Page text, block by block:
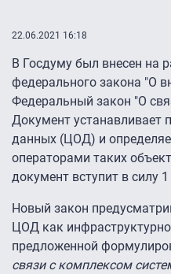
22.06.2021 16:18
В Госдуму был внесен на
федерального закона "О
Федеральный закон "О
Документ устанавливает
данных (ЦОД) и
операторами таких
документ вступит в силу
Новый закон
ЦОД как
предложенной
связи с комплексом